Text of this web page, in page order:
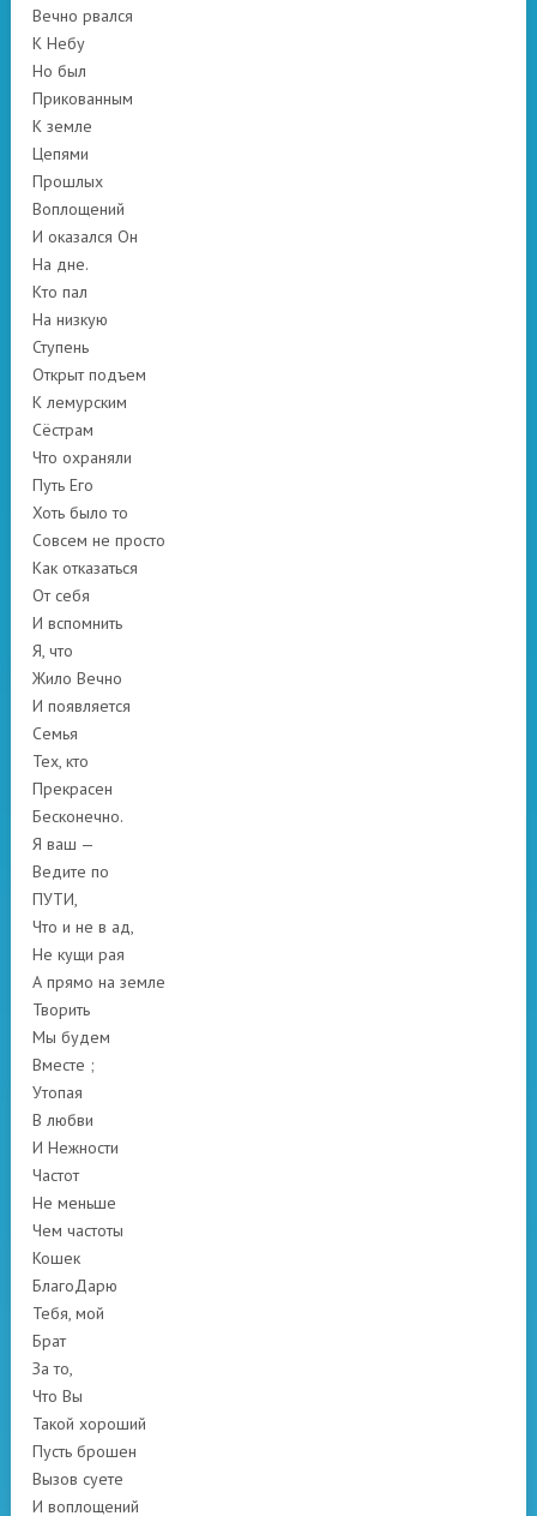
Вечно рвался
К Небу
Но был
Прикованным
К земле
Цепями
Прошлых
Воплощений
И оказался Он
На дне.
Кто пал
На низкую
Ступень
Открыт подъем
К лемурским
Сёстрам
Что охраняли
Путь Его
Хоть было то
Совсем не просто
Как отказаться
От себя
И вспомнить
Я, что
Жило Вечно
И появляется
Семья
Тех, кто
Прекрасен
Бесконечно.
Я ваш —
Ведите по
ПУТИ,
Что и не в ад,
Не кущи рая
А прямо на земле
Творить
Мы будем
Вместе ;
Утопая
В любви
И Нежности
Частот
Не меньше
Чем частоты
Кошек
БлагоДарю
Тебя, мой
Брат
За то,
Что Вы
Такой хороший
Пусть брошен
Вызов суете
И воплощений